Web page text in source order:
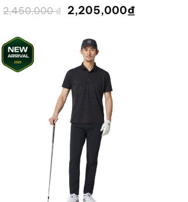
2,450,000₫ Giá
gốc
2,450,000 ₫.
2,205,000₫